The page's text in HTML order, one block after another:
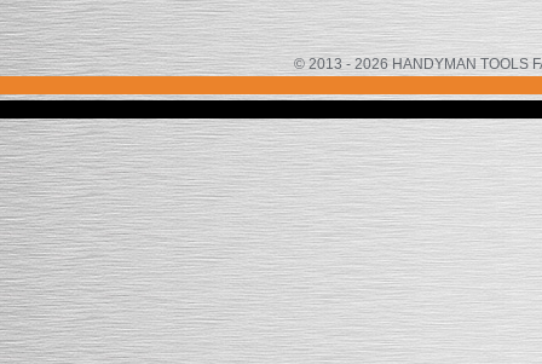
© 2013 - 2026 HANDYMAN TOOLS